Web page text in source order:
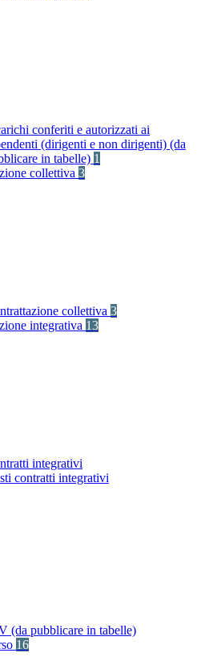
conferiti e autorizzati ai
(dirigenti e non dirigenti) (da
in tabelle) 1
collettiva 3
collettiva 3
integrativa 13
integrativi
contratti integrativi
(da pubblicare in tabelle)
16